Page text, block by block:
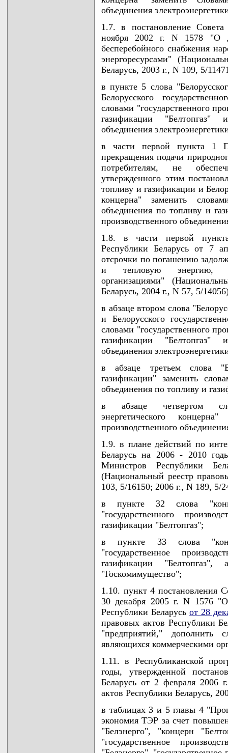
объединения
1.7. в постановление
ноября 2002 г. N 1578 "О
бесперебойного снабжения
энергоресурсами"
Беларусь, 2003 г., N 109, 5/
в пункте 5 слова
Белорусского
словами "государственного
газификации "Белтопгаз" и
объединения
в части первой пункта 1
прекращения подачи
потребителям, не
утвержденного этим
топливу и газификации и
концерна" заменить
объединения по топливу и
производственного
1.8. в части первой
Республики Беларусь от 7
отсрочки по погашению
и тепловую энергию,
организациями"
Беларусь, 2004 г., N 57, 5/
в абзаце втором слова
и Белорусского
словами "государственного
газификации "Белтопгаз" и
объединения
в абзаце третьем слова
газификации" заменить
объединения по топливу и
в абзаце четвертом
энергетического
производственного
1.9. в плане действий по
Беларусь на 2006 - 2010
Министров Республики
(Национальный реестр
103, 5/16150; 2006 г., N 189, 5/
в пункте 32 слова
"государственного
газификации "Белтопгаз";
в пункте 33 слова
"государственное
газификации
"Госкомимущество";
1.10. пункт 4 постановления
30 декабря 2005 г. N 1576
Республики Беларусь от 28
правовых актов Республики
"предприятий," дополнить
являющихся коммерческими
1.11. в Республиканской
годы, утвержденной
Беларусь от 2 февраля 2006
актов Республики Беларусь,
в таблицах 3 и 5 главы 4
экономия ТЭР за счет
"Белэнерго", "концерн
"государственное